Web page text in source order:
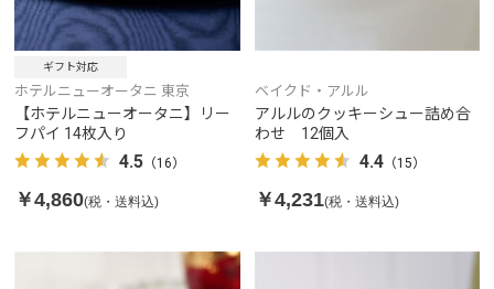
ギフト対応
ホテルニューオータニ 東京
【ホテルニューオータニ】リー
フパイ 14枚入り
4.5 （16）
￥4,860(税・送料込)
ベイクド・アルル
アルルのクッキーシュー詰め合
わせ 12個入
4.4（15）
￥4,231(税・送料込)